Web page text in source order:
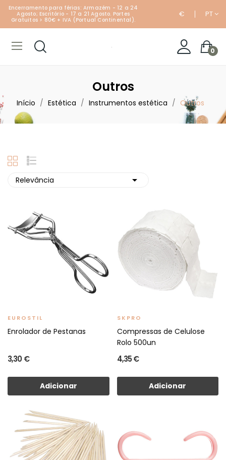
Encerramento para férias: Armazém - 12 a 24
Agosto; Escritório - 17 a 21 Agosto. Portes
Gratuitos > 80€ + IVA (Portual Continental).
€ PT
0
Outros
Início Estética Instrumentos estética Outros
Relevância 
EUROSTIL
Enrolador de Pestanas
3,30 €
Adicionar
SKPRO
Compressas de Celulose
Rolo 500un
4,35 €
Adicionar